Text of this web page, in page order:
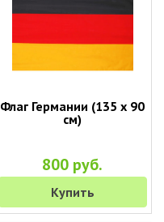
Флаг Германии (135 х 90
см)
800 руб.
Купить